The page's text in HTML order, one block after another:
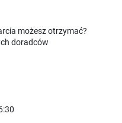
możesz otrzymać?
doradców